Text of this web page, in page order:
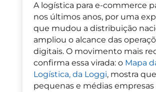
A logística para e-commerce
nos últimos anos, por uma
que mudou a distribuição
ampliou o alcance das
digitais. O movimento mais
confirma essa virada: o Mapa
Logística, da Loggi, mostra que
pequenas e médias empresas